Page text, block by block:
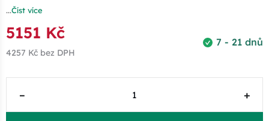
...Číst více
7 - 21 dnů
5151 Kč
4257 Kč bez DPH
– +